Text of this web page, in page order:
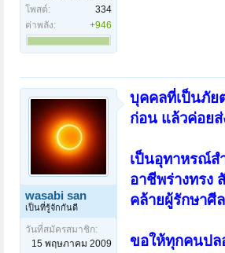
โพสต์:
334
ค่าพลัง:
+946
wasabi san
เป็นที่รู้จักกันดี
วันที่สมัครสมาชิก:
15 พฤษภาคม 2009
บุคคลที่เป็นภัย
ก่อน แล้วค่อยส่
เป็นอุทาหรณ์ส
อาชีพร่างทรง
คล้ายผู้รักษาศี
ขอให้ทุกคนปล